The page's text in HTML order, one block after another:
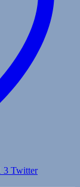
3 Twitter